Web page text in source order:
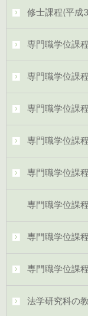
修士課程(平成
専門職学位課
専門職学位課
専門職学位課
専門職学位課
専門職学位課
専門職学位課
専門職学位課
専門職学位課
法学研究科の